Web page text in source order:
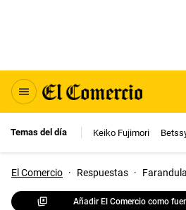
Temas del día Keiko Fujimori
El Comercio · Respuestas · Farandula
Añadir El Comercio como